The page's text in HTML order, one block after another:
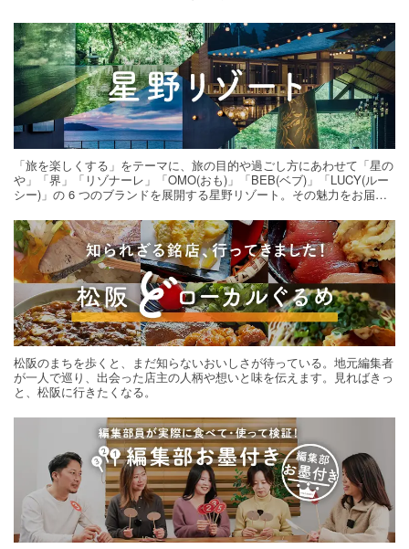
「旅を楽しくする」をテーマに、旅の目的や過ごし方にあわせて「星の
や」「界」「リゾナーレ」「OMO(おも)」「BEB(ベブ)」「LUCY(ルー
シー)」の 6 つのブランドを展開する星野リゾート。その魅力をお届け
松阪のまちを歩くと、まだ知らないおいしさが待っている。地元編集者
が一人で巡り、出会った店主の人柄や想いと味を伝えます。見ればきっ
と、松阪に行きたくなる。